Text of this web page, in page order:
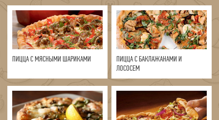
ПИЦЦА С МЯСНЫМИ ШАРИКАМИ
ПИЦЦА С БАКЛАЖАНАМИ И
ЛОСОСЕМ